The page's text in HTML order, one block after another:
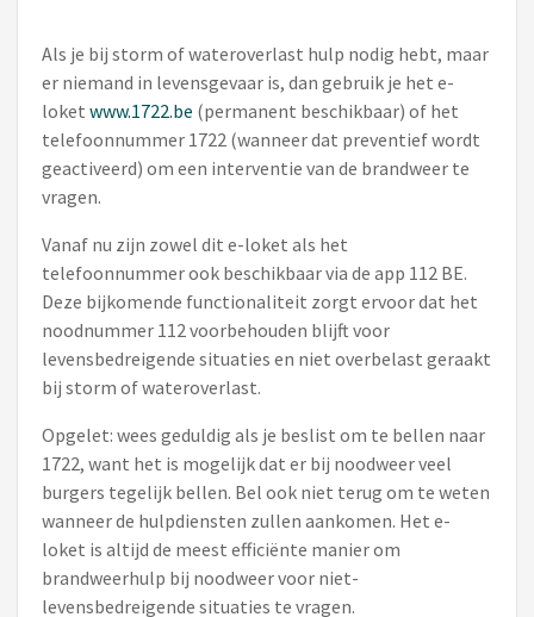
Als je bij storm of wateroverlast hulp nodig hebt, maar
er niemand in levensgevaar is, dan gebruik je het e-
loket www.1722.be (permanent beschikbaar) of het
telefoonnummer 1722 (wanneer dat preventief wordt
geactiveerd) om een interventie van de brandweer te
vragen.
Vanaf nu zijn zowel dit e-loket als het
telefoonnummer ook beschikbaar via de app 112 BE.
Deze bijkomende functionaliteit zorgt ervoor dat het
noodnummer 112 voorbehouden blijft voor
levensbedreigende situaties en niet overbelast geraakt
bij storm of wateroverlast.
Opgelet: wees geduldig als je beslist om te bellen naar
1722, want het is mogelijk dat er bij noodweer veel
burgers tegelijk bellen. Bel ook niet terug om te weten
wanneer de hulpdiensten zullen aankomen. Het e-
loket is altijd de meest efficiënte manier om
brandweerhulp bij noodweer voor niet-
levensbedreigende situaties te vragen.